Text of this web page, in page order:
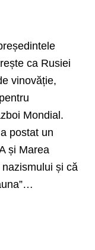
ca Rusiei
vinovăție,
Mondial.
postat un
și Marea
și că